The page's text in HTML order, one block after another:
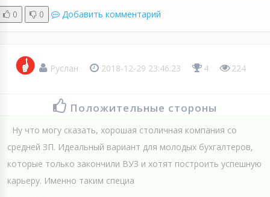
0 0 Добавить комментарий
Руслан 2018-12-29 23:46:23 4 224
Положительные стороны
Ну что могу сказать, хорошая столичная компания со
средней ЗП. Идеальный вариант для молодых бухгалтеров,
которые только закончили ВУЗ и хотят построить успешную
карьеру. Именно таким специа